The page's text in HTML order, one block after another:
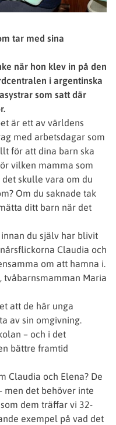
tar med sina
när hon klev in på den
i argentinska
som satt där
är ett av världens
med arbetsdagar som
för att dina barn ska
vilken mamma som
skulle vara om du
Om du saknade tak
ditt barn när det
du själv har blivit
Claudia och
om att hamna i.
tvåbarnsmamman Maria
att de här unga
av sin omgivning.
– och i det
bättre framtid
Claudia och Elena? De
men det behöver inte
dem träffar vi 32-
exempel på vad det